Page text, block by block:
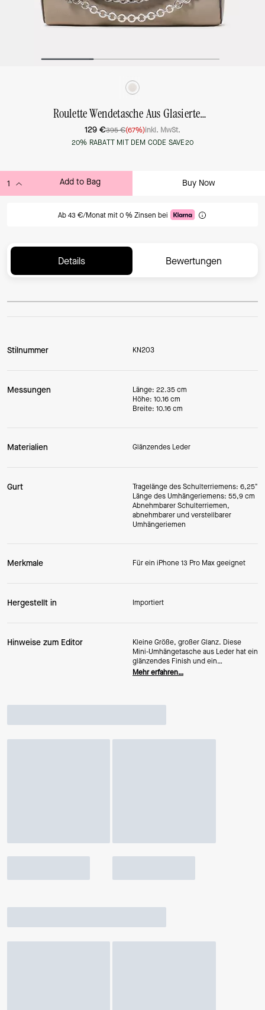
Roulette Wendetasche Aus Glasiertem Leder, Extraklein
129 €395 €(67%)inkl. MwSt.
20% RABATT MIT DEM CODE SAVE20
Add to Bag Buy Now
Ab 43 €/Monat mit 0 % Zinsen bei
Details Bewertungen
Stilnummer KN203
Messungen
Länge: 22.35 cm
Höhe: 10.16 cm
Breite: 10.16 cm
Materialien Glänzendes Leder
Gurt
Tragelänge des Schulterriemens: 6,25"
Länge des Umhängeriemens: 55,9 cm
Abnehmbarer Schulterriemen,
abnehmbarer und verstellbarer
Umhängeriemen
Merkmale Für ein iPhone 13 Pro Max geeignet
Hergestellt in Importiert
Hinweise zum Editor
Kleine Größe, großer Glanz. Diese
Mini-Umhängetasche aus Leder hat ein
glänzendes Finish und ein
wandelbares Design, das so flexibel ist
Mehr erfahren…